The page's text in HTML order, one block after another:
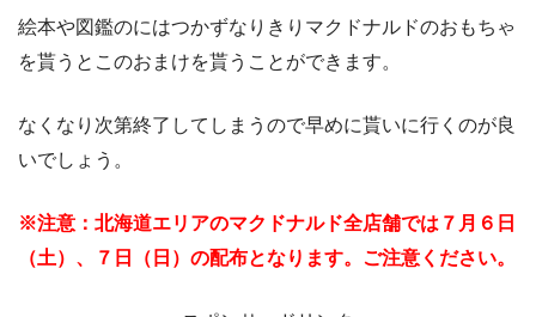
絵本や図鑑のにはつかずなりきりマクドナルドのおもちゃ
を貰うとこのおまけを貰うことができます。
なくなり次第終了してしまうので早めに貰いに行くのが良
いでしょう。
※注意：北海道エリアのマクドナルド全店舗では７月６日
（土）、７日（日）の配布となります。ご注意ください。